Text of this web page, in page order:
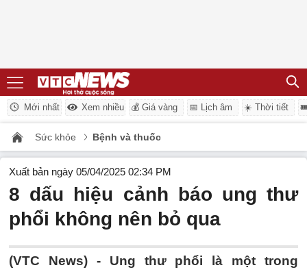
Mới nhất Xem nhiều 💰 Giá vàng 📅 Lịch âm ☀️ Thời tiết
Sức khỏe Bệnh và thuốc
Xuất bản ngày 05/04/2025 02:34 PM
8 dấu hiệu cảnh báo ung thư
phổi không nên bỏ qua
(VTC News) - Ung thư phổi là một trong